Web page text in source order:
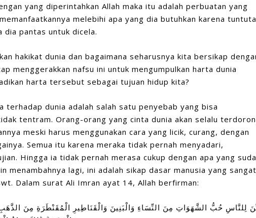
yang diperintahkan Allah maka itu adalah perbuatan yang
melebihi apa yang dia butuhkan karena
dia pantas untuk dicela.
hakikat dunia dan bagaimana seharusnya kita bersikap
menggerakkan nafsu ini untuk mengumpulkan harta dunia
harta tersebut sebagai tujuan hidup kita?
terhadap dunia adalah salah satu penyebab yang bisa
tentram. Orang-orang yang cinta dunia akan selalu
meski harus menggunakan cara yang licik, curang, dengan
Semua itu karena meraka tidak pernah menyadari,
Hingga ia tidak pernah merasa cukup dengan apa yang
menambahnya lagi, ini adalah sikap dasar manusia yang
Dalam surat Ali Imran ayat 14, Allah berfirman:
لِلنَّاسِ حُبُّ الشَّهَوَاتِ مِنَ النِّسَاءِ وَالْبَنِينَ وَالْقَنَاطِيرِ الْمُقَنْطَرَةِ مِنَ